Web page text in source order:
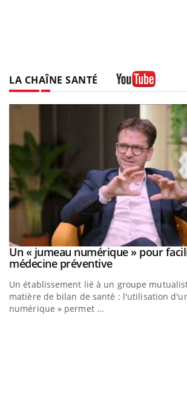
LA CHAÎNE SANTÉ
Youtube
Un « jumeau numérique » pour
médecine préventiveYoutube
Un établissement lié à un groupe
matière de bilan de santé : l'utilisation
numérique » permet ...